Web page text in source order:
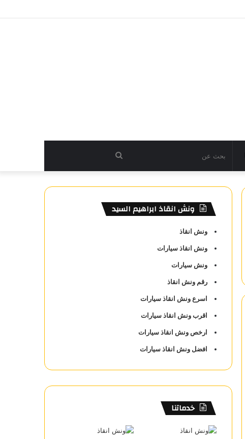
عن
ونش انقاذ ابراهيم السيد
ونش انقاذ
ونش انقاذ سيارات
ونش سيارات
رقم ونش انقاذ
اسرع ونش انقاذ سيارات
اقرب ونش انقاذ سيارات
ارخص ونش انقاذ سيارات
افضل ونش انقاذ سيارات
خدماتنا